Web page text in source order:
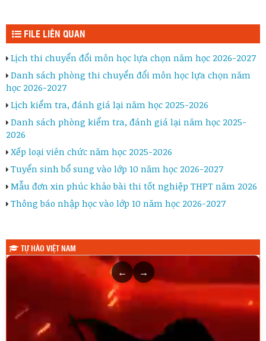
FILE LIÊN QUAN
Lịch thi chuyển đổi môn học lựa chọn năm học 2026-2027
Danh sách phòng thi chuyển đổi môn học lựa chọn năm
học 2026-2027
Lịch kiểm tra, đánh giá lại năm học 2025-2026
Danh sách phòng kiểm tra, đánh giá lại năm học 2025-
2026
Xếp loại viên chức năm học 2025-2026
Tuyển sinh bổ sung vào lớp 10 năm học 2026-2027
Mẫu đơn xin phúc khảo bài thi tốt nghiệp THPT năm 2026
Thông báo nhập học vào lớp 10 năm học 2026-2027
TỰ HÀO VIỆT NAM
← →